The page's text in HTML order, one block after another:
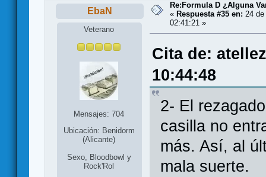
EbaN
Veterano
Mensajes: 704
Ubicación: Benidorm
(Alicante)
Sexo, Bloodbowl y
Rock'Rol
Re:Formula D ¿Alguna
« Respuesta #35 en: 24
02:41:21 »
Cita de:
10:44:48
2- El
casilla no
más. Así, al
mala suerte.